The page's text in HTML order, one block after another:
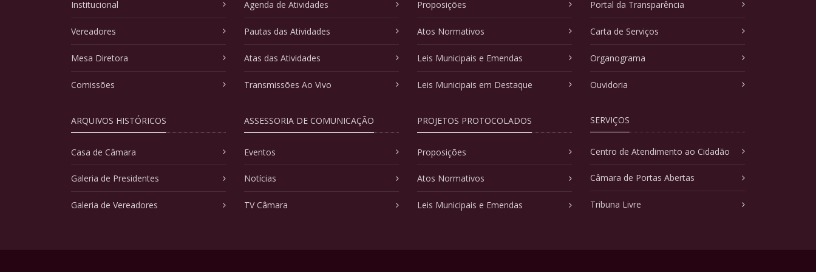
Institucional
Vereadores
Mesa Diretora
Comissões
ARQUIVOS HISTÓRICOS
Casa de Câmara
Galeria de Presidentes
Galeria de Vereadores
Agenda de Atividades
Pautas das Atividades
Atas das Atividades
Transmissões Ao Vivo
ASSESSORIA DE COMUNICAÇÃO
Eventos
Notícias
TV Câmara
Proposições
Atos Normativos
Leis Municipais e Emendas
Leis Municipais em Destaque
PROJETOS PROTOCOLADOS
Proposições
Atos Normativos
Leis Municipais e Emendas
Portal da Transparência
Carta de Serviços
Organograma
Ouvidoria
SERVIÇOS
Centro de Atendimento ao Cidadão
Câmara de Portas Abertas
Tribuna Livre